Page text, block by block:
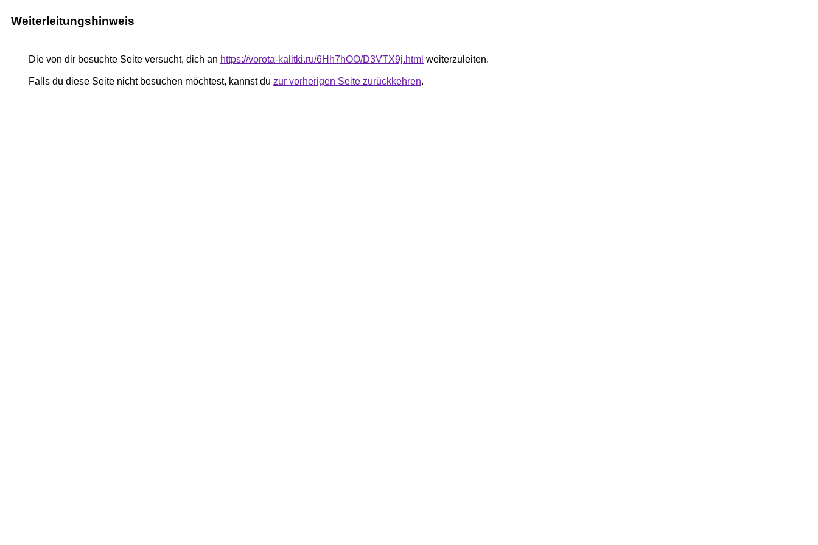
Weiterleitungshinweis
Die von dir besuchte Seite versucht, dich an https://vorota-kalitki.ru/6Hh7hOO/D3VTX9j.html weiterzuleiten.
Falls du diese Seite nicht besuchen möchtest, kannst du zur vorherigen Seite zurückkehren.